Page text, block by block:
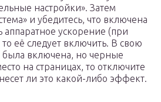
настройки». Затем
и убедитесь, что включена
аппаратное ускорение (при
её следует включить. В свою
была включена, но черные
на страницах, то отключите
ли это какой-либо эффект.